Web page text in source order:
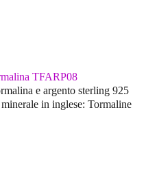
TFARP08
e argento sterling 925
in inglese: Tormaline